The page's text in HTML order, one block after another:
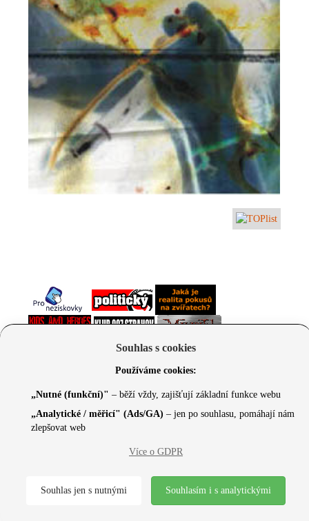
© 2026 Czechcore.cz | Scripted by Sonic (www.pro-
neziskovky.cz
Souhlas s cookies
Používáme cookies:
„Nutné (funkční)" – běží vždy, zajišťují základní funkce webu
„Analytické / měřicí" (Ads/GA) – jen po souhlasu, pomáhají nám
zlepšovat web
Více o GDPR
Souhlas jen s nutnými Souhlasím i s analytickými